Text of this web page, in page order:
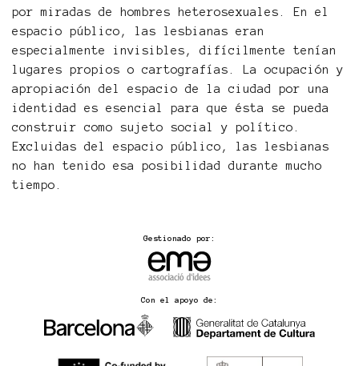
por miradas de hombres heterosexuales. En el
espacio público, las lesbianas eran
especialmente invisibles, difícilmente tenían
lugares propios o cartografías. La ocupación y
apropiación del espacio de la ciudad por una
identidad es esencial para que ésta se pueda
construir como sujeto social y político.
Excluidas del espacio público, las lesbianas
no han tenido esa posibilidad durante mucho
tiempo.
Gestionado por:
Con el apoyo de: